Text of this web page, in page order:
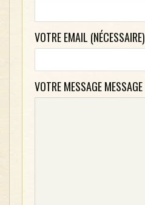
VOTRE EMAIL (NÉCESSAIRE)
VOTRE MESSAGE MESSAGE